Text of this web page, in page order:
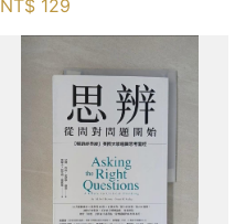
NT$ 129